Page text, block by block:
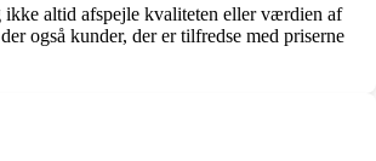
altid afspejle kvaliteten eller værdien af
også kunder, der er tilfredse med priserne